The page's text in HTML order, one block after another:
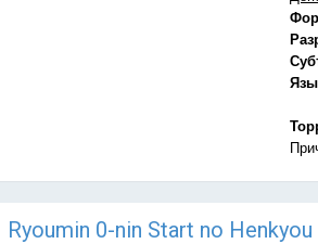
Ryoumin 0-nin Start no